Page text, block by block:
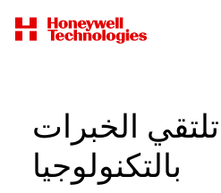
الخبرات
بالتكنولوجيا